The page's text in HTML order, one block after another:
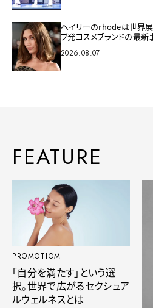
ヘイリーのrhodeは世界展
ブ発コスメブランドの最新
2026.08.07
FEATURE
PROMOTIOM
「自分を満たす」という選
択。世界で広がるセクシュア
ルウェルネスとは